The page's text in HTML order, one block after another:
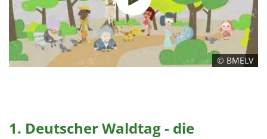
© BMELV
1. Deutscher Waldtag - die